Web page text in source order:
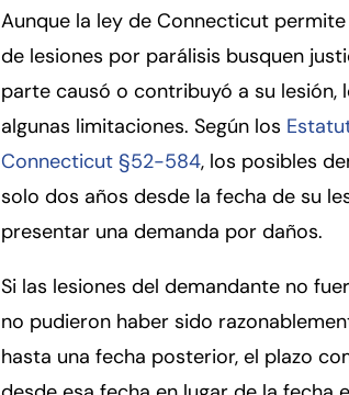
Aunque la ley de Connecticut
de lesiones por parálisis busquen
parte causó o contribuyó a su lesión,
algunas limitaciones. Según los
Connecticut §52-584, los posibles
solo dos años desde la fecha de su
presentar una demanda por daños.
Si las lesiones del demandante no
no pudieron haber sido
hasta una fecha posterior, el plazo
Answering Service 24/7
Monday
Tuesday
Wednesday
Thursday
Friday
Saturday
Sunday
Answering Service 24/7
Monday
Tuesday
Wednesday
Thursday
Friday
Saturday
Sunday